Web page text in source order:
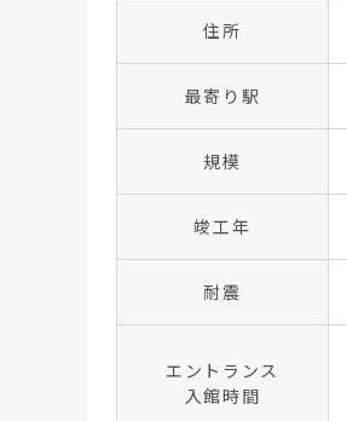
住所
最寄り駅
規模
竣工年
耐震
エントランス
入館時間